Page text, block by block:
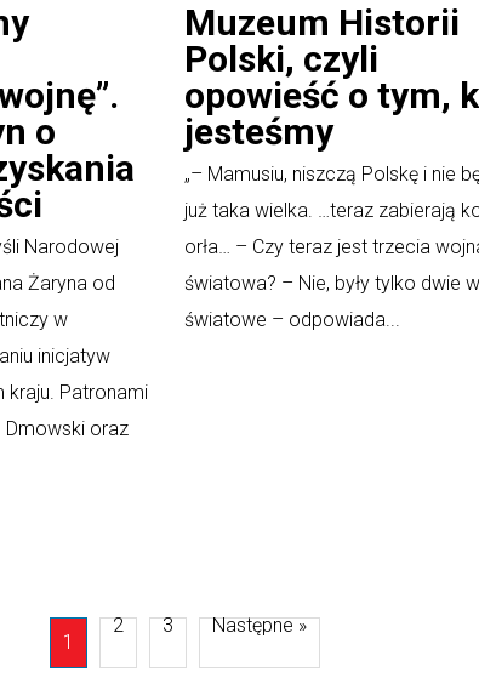
o
Narodowej
Żaryna od
w
inicjatyw
kraju. Patronami
Dmowski oraz
Muzeum Historii
Polski, czyli
opowieść o tym,
jesteśmy
„– Mamusiu, niszczą Polskę i nie
już taka wielka. …teraz zabierają
orła… – Czy teraz jest trzecia
światowa? – Nie, były tylko dwie
światowe – odpowiada...
1
2 3 Następne »